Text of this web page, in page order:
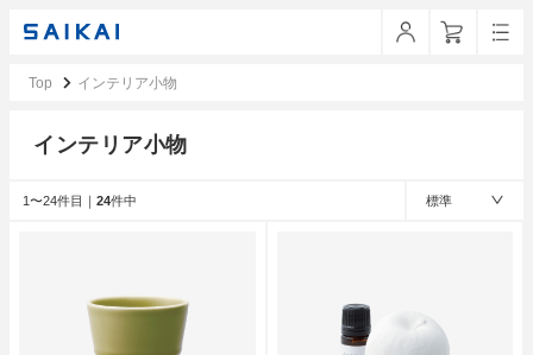
Top インテリア小物
インテリア小物
1〜24件目｜ 24件中 標準